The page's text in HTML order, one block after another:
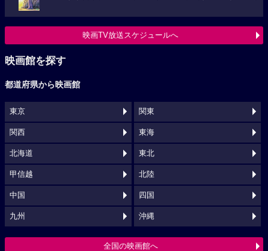
映画TV放送スケジュールへ
映画館を探す
都道府県から映画館
東京 関東
関西 東海
北海道 東北
甲信越 北陸
中国 四国
九州 沖縄
全国の映画館へ